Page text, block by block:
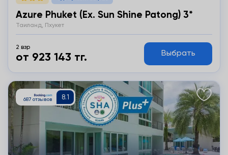
Azure Phuket (ex. Sun Shine Patong) 3*
Таиланд, Пхукет
2 взр
от 923 143 тг. Выбрать
Подробнее